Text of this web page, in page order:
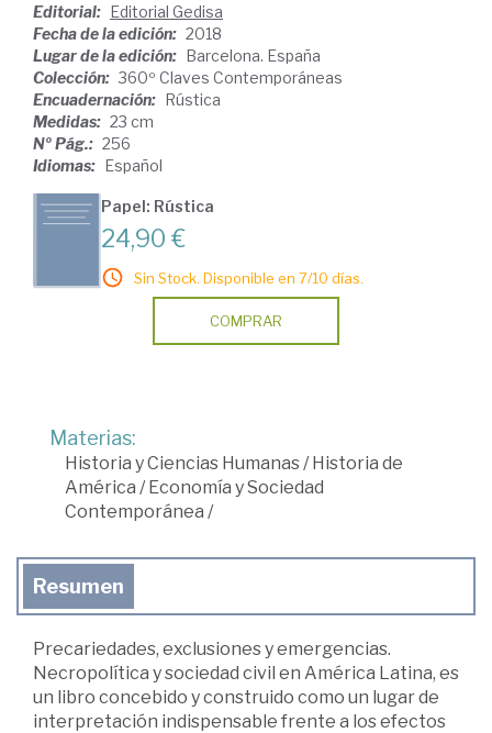
Editorial: Editorial Gedisa
Fecha de la edición: 2018
Lugar de la edición: Barcelona. España
Colección: 360º Claves Contemporáneas
Encuadernación: Rústica
Medidas: 23 cm
Nº Pág.: 256
Idiomas: Español
Papel: Rústica
24,90 €
Sin Stock. Disponible en 7/10 días.
COMPRAR
Materias:
Historia y Ciencias Humanas /Historia de
América /Economía y Sociedad
Contemporánea /
Resumen
Precariedades, exclusiones y emergencias.
Necropolítica y sociedad civil en América Latina, es
un libro concebido y construido como un lugar de
interpretación indispensable frente a los efectos